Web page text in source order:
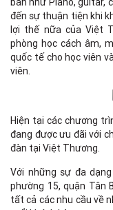
đến sự thuận tiện khi
lợi thế nữa của Việt
phòng học cách âm,
quốc tế cho học viên
viên.
Hiện tại các chương
đang được ưu đãi với
đàn tại Việt Thương.
Với những sự đa
phường 15, quận Tân
tất cả các nhu cầu về